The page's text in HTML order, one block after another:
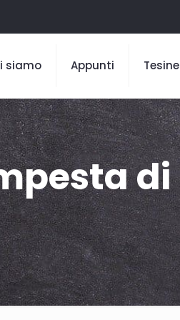
siamo Appunti Tesine
di